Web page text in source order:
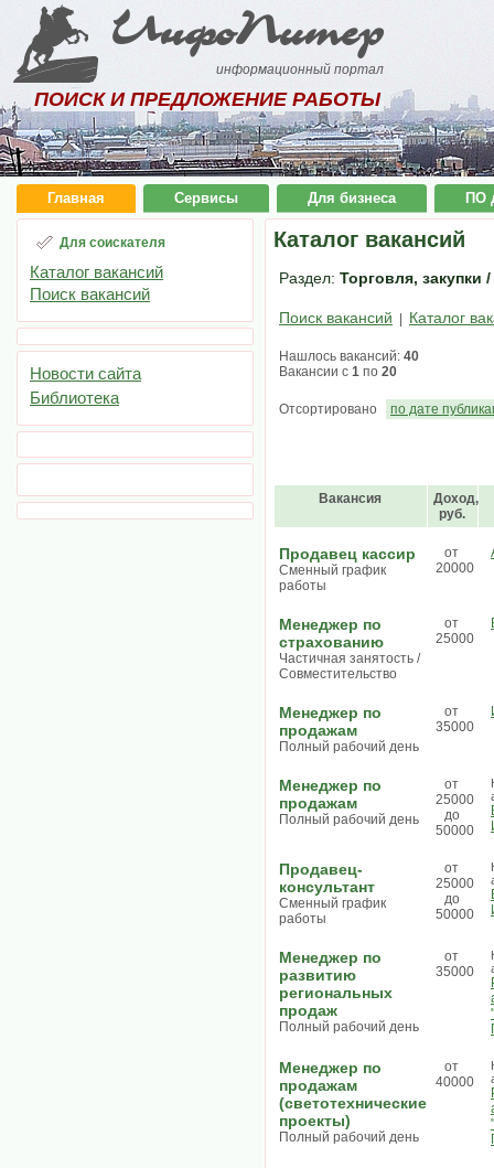
ИнфоПитер
информационный портал
ПОИСК И ПРЕДЛОЖЕНИЕ РАБОТЫ
Главная Сервисы Для бизнеса ПО
Для соискателя
Каталог вакансий
Поиск вакансий
Новости сайта
Библиотека
Каталог вакансий
Раздел: Торговля, закупки
Поиск вакансий Каталог
Нашлось вакансий: 40
Вакансии с 1 по 20
Отсортировано по дате
Вакансия
Доход,
руб.
Продавец кассир
Сменный график
работы
от
20000
Менеджер по
страхованию
Частичная занятость /
Совместительство
от
25000
Менеджер по
продажам
Полный рабочий день
от
35000
Менеджер по
продажам
Полный рабочий день
от
25000
до
50000
Продавец-
консультант
Сменный график
работы
от
25000
до
50000
Менеджер по
развитию
региональных
продаж
Полный рабочий день
от
35000
Менеджер по
продажам
(светотехнические
проекты)
Полный рабочий день
от
40000